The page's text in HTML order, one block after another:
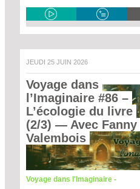
JEUDI 25 JUIN 2026
Voyage dans
l’Imaginaire #86 –
L’écologie du livre
(2/3) — Avec Fanny
Valembois
Voyage dans l'Imaginaire -